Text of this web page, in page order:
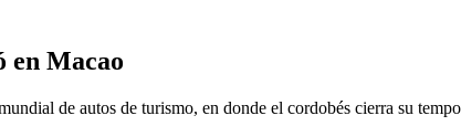
Macao
de autos de turismo, en donde el cordobés cierra su